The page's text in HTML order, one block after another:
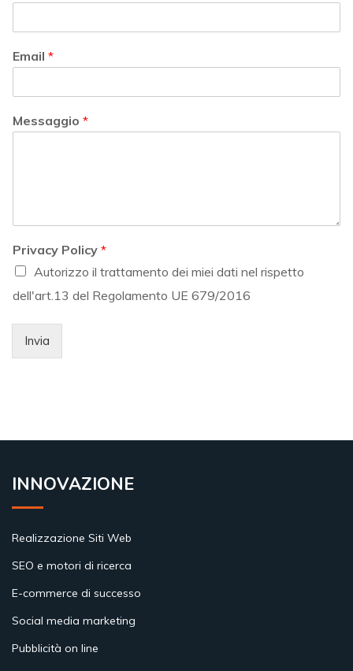
Email *
Messaggio *
Privacy Policy *
Autorizzo il trattamento dei miei dati nel rispetto
dell'art.13 del Regolamento UE 679/2016
Invia
INNOVAZIONE
Realizzazione Siti Web
SEO e motori di ricerca
E-commerce di successo
Social media marketing
Pubblicità on line